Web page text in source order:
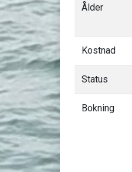
Ålder
Kostnad
Status
Bokning